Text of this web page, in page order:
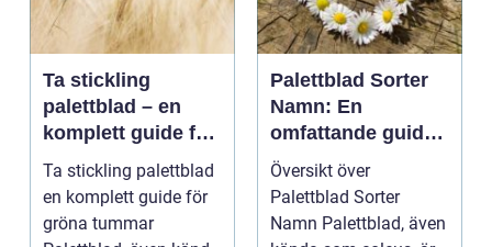
Ta stickling
palettblad – en
komplett guide för
gröna tummar
Ta stickling palettblad
en komplett guide för
gröna tummar
Palettblad Sorter
Namn: En
omfattande guide
till denna populära
växt
Översikt över
Palettblad Sorter
Namn Palettblad, även